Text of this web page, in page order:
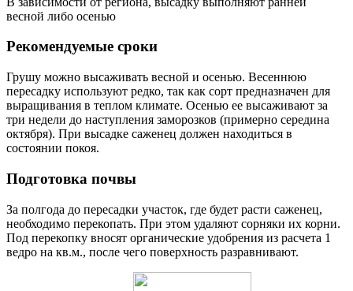
весной либо осенью
Рекомендуемые сроки
Грушу можно высаживать весной и осенью. Весеннюю
пересадку используют редко, так как сорт предназначен для
выращивания в теплом климате. Осенью ее высаживают за
три недели до наступления заморозков (примерно середина
октября). При высадке саженец должен находиться в
состоянии покоя.
Подготовка почвы
За полгода до пересадки участок, где будет расти саженец,
необходимо перекопать. При этом удаляют сорняки их корни.
Под перекопку вносят органические удобрения из расчета 1
ведро на кв.м., после чего поверхность разравнивают.